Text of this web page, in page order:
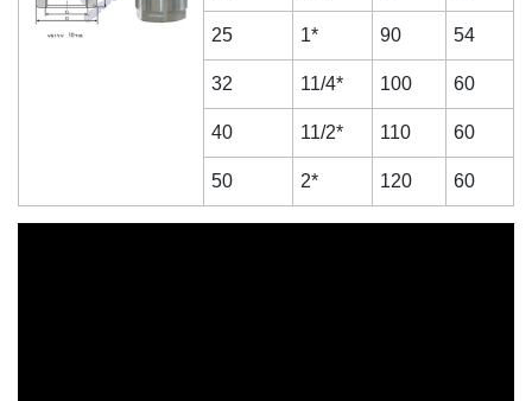
25 1* 90 54
32 11/4* 100 60
40 11/2* 110 60
50 2* 120 60